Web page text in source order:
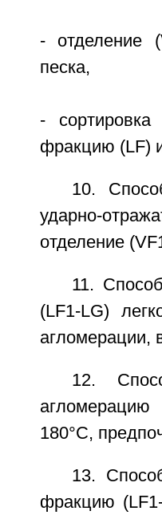
- отделение
песка,
-
фракцию (LF)
10.
ударно-
отделение
11.
(LF1-LG)
агломерации,
12.
180°С,
13.
фракцию